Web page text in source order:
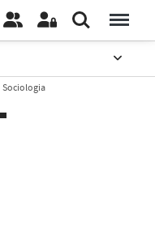
Sociologia